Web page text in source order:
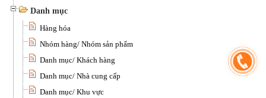
Danh mục
Hàng hóa
Nhóm hàng/ Nhóm sản phẩm
Danh mục/ Khách hàng
Danh mục/ Nhà cung cấp
Danh mục/ Khu vực